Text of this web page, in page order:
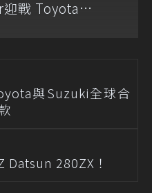
戰 Toyota
與Suzuki全球合
Datsun 280ZX！